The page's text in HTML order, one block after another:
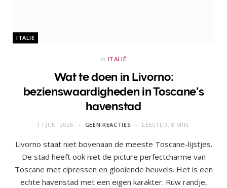
ITALIË
in ITALIË
Wat te doen in Livorno:
bezienswaardigheden in Toscane’s
havenstad
17 JUNI 2026 GEEN REACTIES LEESTIJD: 8 MIN.
Livorno staat niet bovenaan de meeste Toscane-lijstjes.
De stad heeft ook niet de picture perfectcharme van
Toscane met cipressen en glooiende heuvels. Het is een
echte havenstad met een eigen karakter. Ruw randje,